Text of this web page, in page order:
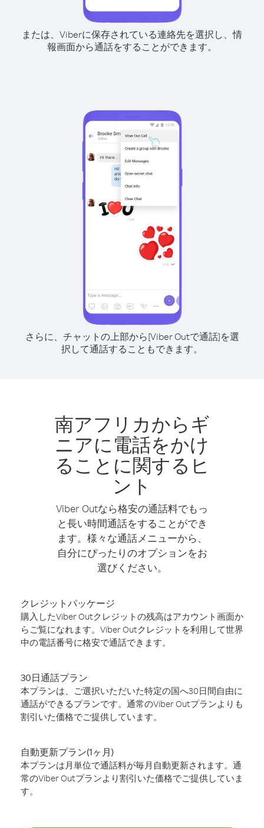
または、Viberに保存されている連絡先を選択し、情
報画面から通話をすることができます。
さらに、チャットの上部から[Viber Outで通話]を選
択して通話することもできます。
南アフリカからギ
ニアに電話をかけ
ることに関するヒ
ント
Viber Outなら格安の通話料でもっ
と長い時間通話をすることができ
ます。様々な通話メニューから、
自分にぴったりのオプションをお
選びください。
クレジットパッケージ
購入したViber Outクレジットの残高はアカウント画面か
らご覧になれます。Viber Outクレジットを利用して世界
中の電話番号に格安で通話できます。
30日通話プラン
本プランは、ご選択いただいた特定の国へ30日間自由に
通話ができるプランです。通常のViber Outプランよりも
割引いた価格でご提供しています。
自動更新プラン(1ヶ月)
本プランは月単位で通話料が毎月自動更新されます。通
常のViber Outプランより割引いた価格でご提供していま
す。